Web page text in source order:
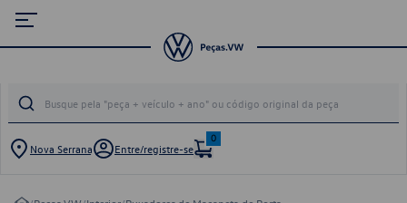
Nova Serrana Entre/registre-se
0